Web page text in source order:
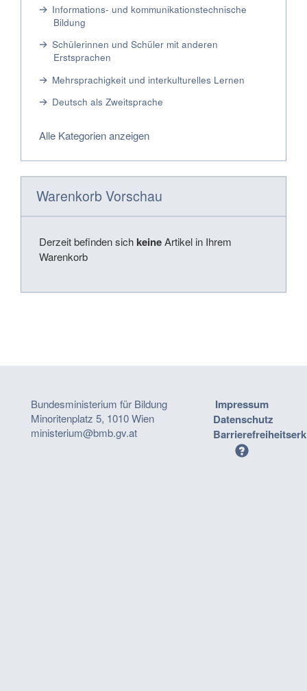
Informations- und kommunikationstechnische
Bildung
Schülerinnen und Schüler mit anderen
Erstsprachen
Mehrsprachigkeit und interkulturelles Lernen
Deutsch als Zweitsprache
Alle Kategorien anzeigen
Warenkorb Vorschau
Derzeit befinden sich keineArtikel in Ihrem
Warenkorb
Bundesministerium für Bildung
Minoritenplatz 5, 1010 Wien
ministerium@bmb.gv.at
Impressum
Datenschutz